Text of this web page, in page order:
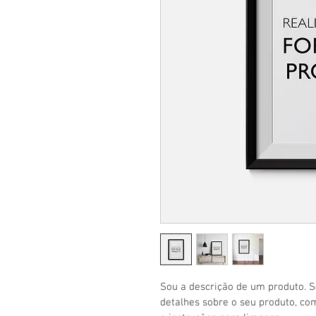
Sou a descrição de um produto.
detalhes sobre o seu produto,